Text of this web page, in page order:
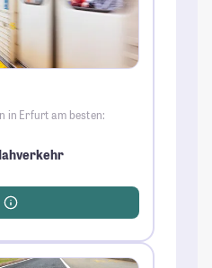
in Erfurt am besten: